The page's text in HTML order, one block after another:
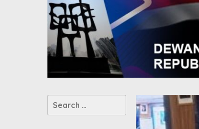
Search
for: